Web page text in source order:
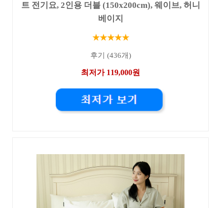
트 전기요, 2인용 더블 (150x200cm), 웨이브, 허니
베이지
★★★★★
후기 (436개)
최저가 119,000원